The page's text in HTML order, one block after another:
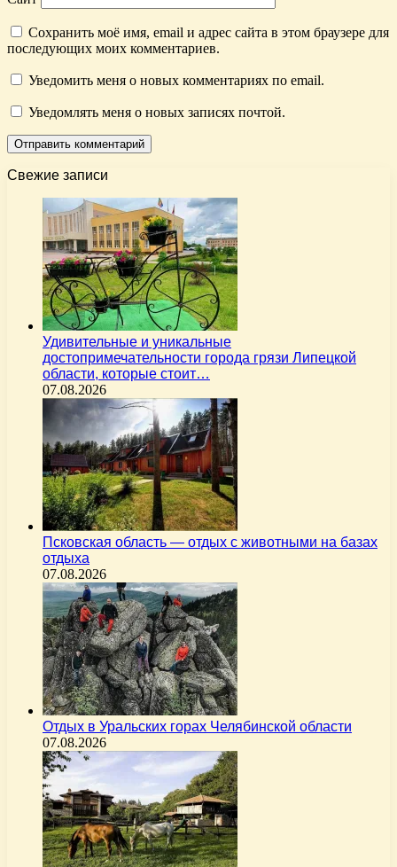
Сохранить моё имя, email и адрес сайта в этом браузере для
последующих моих комментариев.
Уведомить меня о новых комментариях по email.
Уведомлять меня о новых записях почтой.
Свежие записи
Удивительные и уникальные
достопримечательности города грязи Липецкой
области, которые стоит…
07.08.2026
Псковская область — отдых с животными на базах
отдыха
07.08.2026
Отдых в Уральских горах Челябинской области
07.08.2026